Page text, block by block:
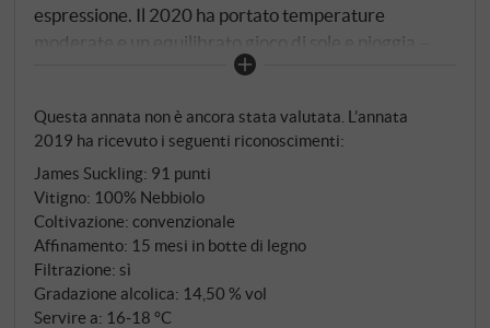
espressione. Il 2020 ha portato temperature
moderate e un equilibrato gioco di sole e pioggia –
condizioni ideali per mantenere l'equilibrio tra
rosso granato chiaro con un bordo color mattone –
un'indicazione della sua giovinezza e del viaggio che
deve ancora compiere. Il naso si apre con ciliegia
matura, lampone secco e un accenno di petali di rosa,
incorniciati da tabacco, spezie dolci e un accenno di
sottobosco. Al palato è sottile, ma allo stesso tempo
morbido, con tannini fini che conferiscono al vino un
nerbo e un'acidità fresca e precisa che ne trasmette
Questa annata non è ancora stata valutata. L’annata
2019 ha ricevuto i seguenti riconoscimenti:
James Suckling: 91 punti
Vitigno: 100% Nebbiolo
Coltivazione: convenzionale
Affinamento: 15 mesi in botte di legno
Filtrazione: sì
Gradazione alcolica: 14,50 % vol
Servire a: 16‑18 °C